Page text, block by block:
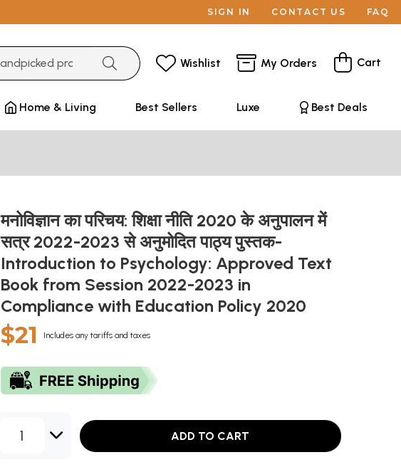
SIGN IN CONTACT US FAQ
Wishlist My Orders Cart
Home & Living Best Sellers Luxe Best Deals
मनोविज्ञान का परिचय: शिक्षा नीति 2020 के अनुपालन में
सत्र 2022-2023 से अनुमोदित पाठ्य पुस्तक-
Introduction to Psychology: Approved Text
Book from Session 2022-2023 in
Compliance with Education Policy 2020
$21 Includes any tariffs and taxes
1 ADD TO CART